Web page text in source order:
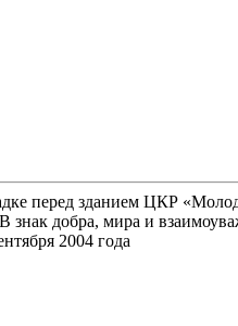
перед зданием ЦКР
знак добра, мира и
2004 года